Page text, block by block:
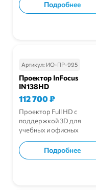
Подробнее
Артикул: ИО-ПР-995
Проектор InFocus
IN138HD
112 700₽
Проектор Full HD с
поддержкой 3D для
учебных и офисных
мероприятий.
Подробнее